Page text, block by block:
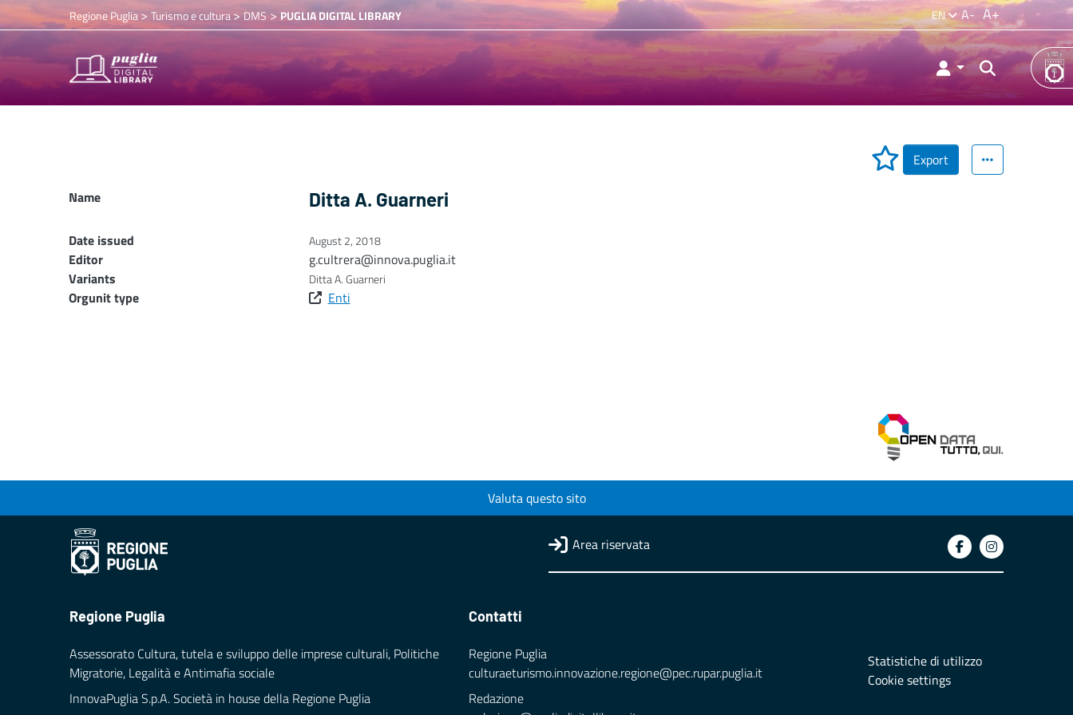
Regione Puglia> Turismo e cultura>DMS > PUGLIA DIGITAL LIBRARY EN A- A+
Export
Name
Ditta A. Guarneri
Date issued August 2, 2018
Editor
g.cultrera@innova.puglia.it
Variants
Ditta A. Guarneri
Orgunit type Enti
Valuta questo sito
Area riservata
Regione Puglia
Assessorato Cultura, tutela e sviluppo delle imprese culturali, Politiche
Migratorie, Legalità e Antimafia sociale
InnovaPuglia S.p.A. Società in house della Regione Puglia
Contatti
Regione Puglia
culturaeturismo.innovazione.regione@pec.rupar.puglia.it
Redazione
Statistiche di utilizzo
Cookie settings